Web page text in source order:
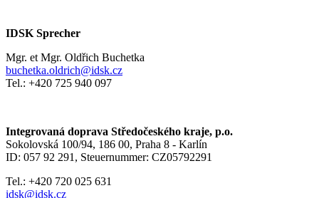
IDSK Sprecher
Mgr. et Mgr. Oldřich Buchetka
buchetka.oldrich@idsk.cz
Tel.: +420 725 940 097
Integrovaná doprava Středočeského kraje, p.o.
Sokolovská 100/94, 186 00, Praha 8 - Karlín
ID: 057 92 291, Steuernummer: CZ05792291
Tel.: +420 720 025 631
idsk@idsk.cz